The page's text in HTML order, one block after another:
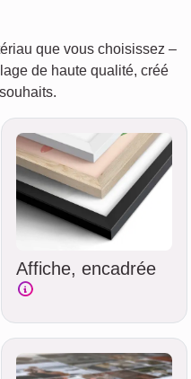
que vous choisissez –
de haute qualité, créé
Affiche, encadrée